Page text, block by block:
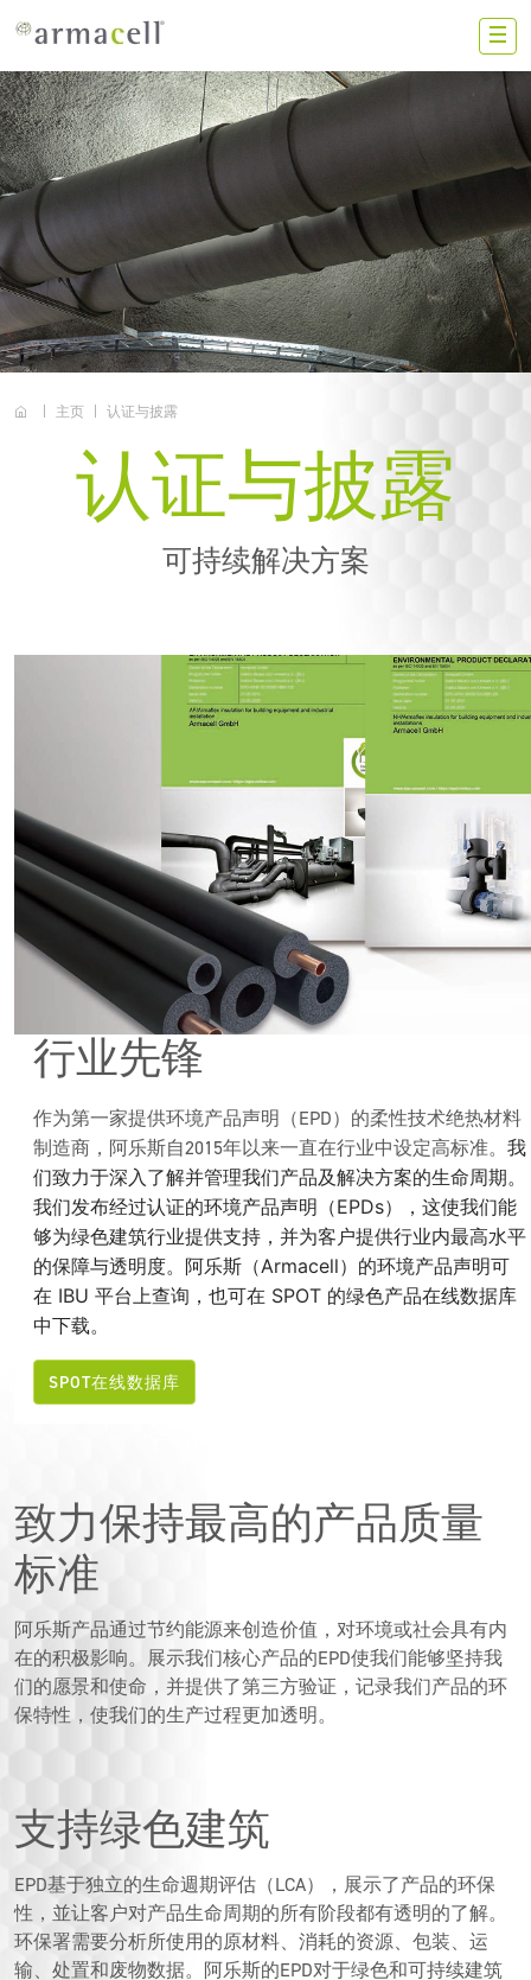
ZS
中国大陆
联系我们
加入我们
投资者
新闻动态
主页 认证与披露
认证与披露
可持续解决方案
行业先锋
作为第一家提供环境产品声明（EPD）的柔性技术绝热材料
制造商，阿乐斯自2015年以来一直在行业中设定高标准。 我
们致力于深入了解并管理我们产品及解决方案的生命周期。
我们发布经过认证的环境产品声明（EPDs），这使我们能
够为绿色建筑行业提供支持，并为客户提供行业内最高水平
的保障与透明度。阿乐斯（Armacell）的环境产品声明可
在 IBU 平台上查询，也可在 SPOT 的绿色产品在线数据库
中下载。
SPOT在线数据库
致力保持最高的产品质量
标准
阿乐斯产品通过节约能源来创造价值，对环境或社会具有内
在的积极影响。展示我们核心产品的EPD使我们能够坚持我
们的愿景和使命，并提供了第三方验证，记录我们产品的环
保特性，使我们的生产过程更加透明。
支持绿色建筑
EPD基于独立的生命週期评估（LCA），展示了产品的环保
性，並让客户对产品生命周期的所有阶段都有透明的了解。
环保署需要分析所使用的原材料、消耗的资源、包装、运
输、处置和废物数据。阿乐斯的EPD对于绿色和可持续建筑